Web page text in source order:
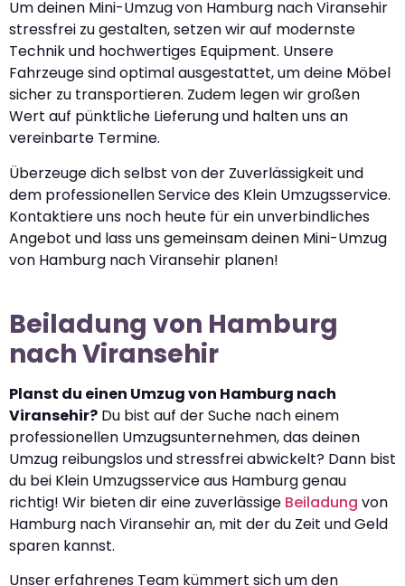
Um deinen Mini-Umzug von Hamburg nach Viransehir
stressfrei zu gestalten, setzen wir auf modernste
Technik und hochwertiges Equipment. Unsere
Fahrzeuge sind optimal ausgestattet, um deine Möbel
sicher zu transportieren. Zudem legen wir großen
Wert auf pünktliche Lieferung und halten uns an
vereinbarte Termine.
Überzeuge dich selbst von der Zuverlässigkeit und
dem professionellen Service des Klein Umzugsservice.
Kontaktiere uns noch heute für ein unverbindliches
Angebot und lass uns gemeinsam deinen Mini-Umzug
von Hamburg nach Viransehir planen!
Beiladung von Hamburg
nach Viransehir
Planst du einen Umzug von Hamburg nach
Viransehir? Du bist auf der Suche nach einem
professionellen Umzugsunternehmen, das deinen
Umzug reibungslos und stressfrei abwickelt? Dann bist
du bei Klein Umzugsservice aus Hamburg genau
richtig! Wir bieten dir eine zuverlässige Beiladung von
Hamburg nach Viransehir an, mit der du Zeit und Geld
sparen kannst.
Unser erfahrenes Team kümmert sich um den